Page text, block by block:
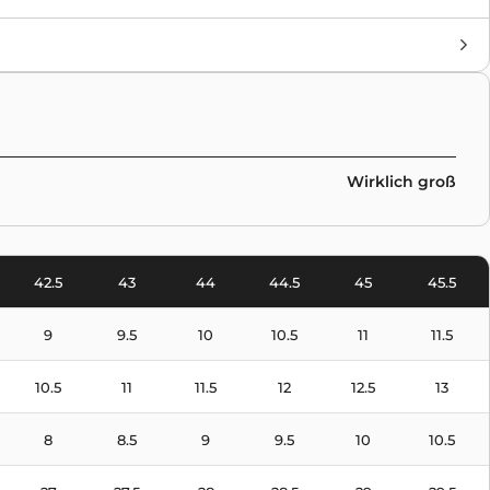
Wirklich groß
42.5 43 44 44.5 45 45.5
9 9.5 10 10.5 11 11.5
10.5 11 11.5 12 12.5 13
8 8.5 9 9.5 10 10.5